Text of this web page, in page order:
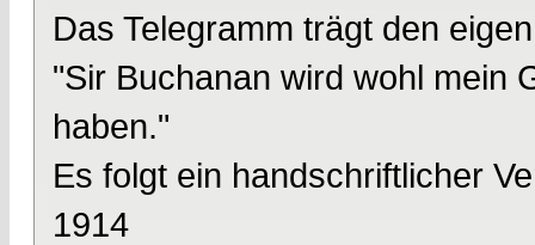
Das Telegramm trägt den
"Sir Buchanan wird wohl mein
haben."
Es folgt ein handschriftlicher
1914